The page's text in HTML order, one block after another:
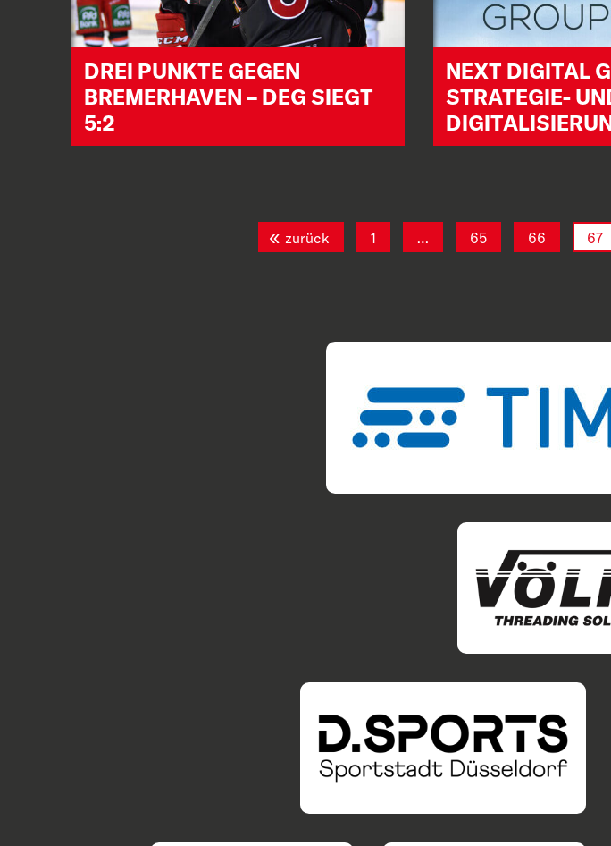
DREI PUNKTE GEGEN
BREMERHAVEN – DEG SIEGT
5:2
NEXT DIGITAL
STRATEGIE-
zurück 1 … 65 66 67